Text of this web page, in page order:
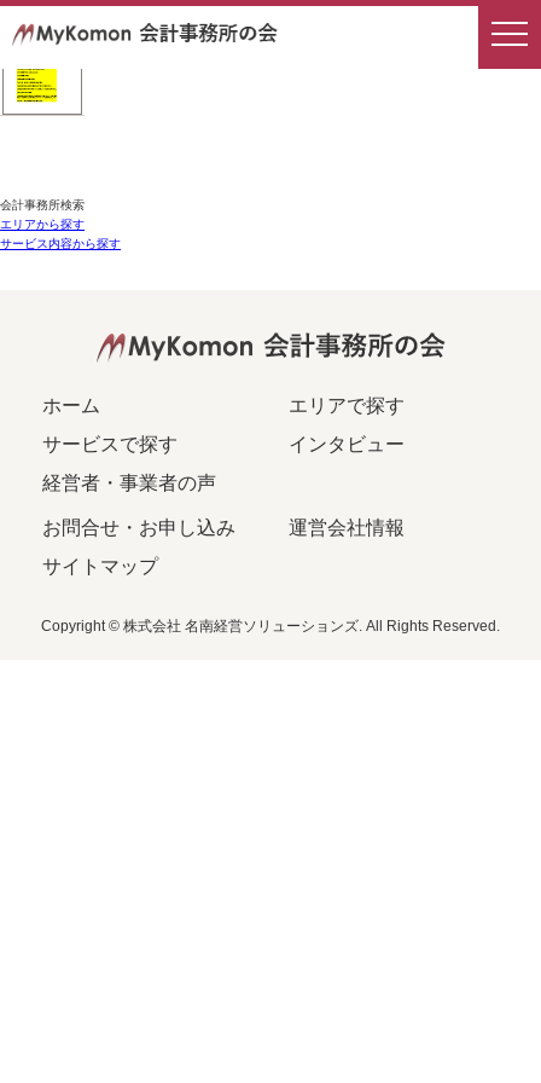
会計事務所検索
エリアから探す
サービス内容から探す
ホーム
エリアで探す
サービスで探す
インタビュー
経営者・事業者の声
お問合せ・お申し込み
運営会社情報
サイトマップ
Copyright © 株式会社 名南経営ソリューションズ. All Rights Reserved.